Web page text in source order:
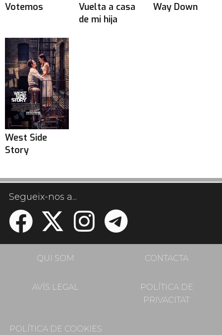
Votemos
Vuelta a casa
de mi hija
Way Down
West Side
Story
Segueix-nos a...
QUI SOM CONTACTA
AVÍS LEGAL
POLÍTICA DE
PRIVACITAT
POLÍTICA DE COOKIES